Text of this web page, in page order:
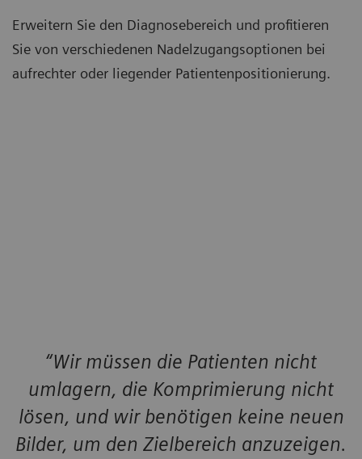
Erweitern Sie den Diagnosebereich und profitieren
Sie von verschiedenen Nadelzugangsoptionen bei
aufrechter oder liegender Patientenpositionierung.
“Wir müssen die Patienten nicht
umlagern, die Komprimierung nicht
lösen, und wir benötigen keine neuen
Bilder, um den Zielbereich anzuzeigen.